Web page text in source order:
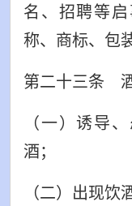
名、招聘等
称、商标、包
第二十三条
（一）诱导
酒；
（二）出现饮